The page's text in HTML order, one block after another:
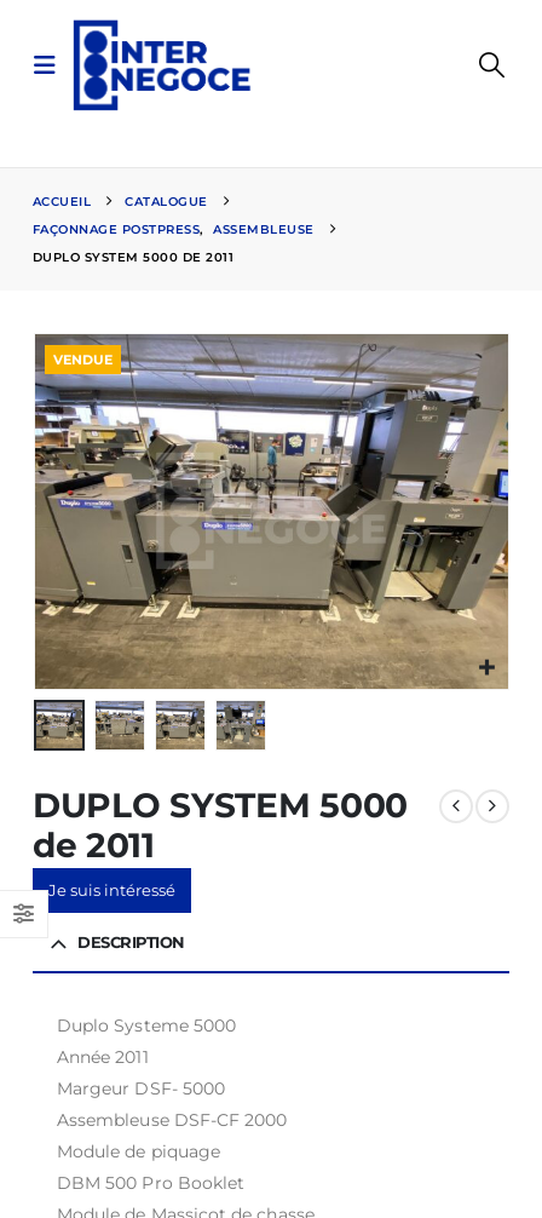
ACCUEIL
CATALOGUE
FAÇONNAGE POSTPRESS,
ASSEMBLEUSE
DUPLO SYSTEM 5000 DE 2011
VENDUE
DUPLO SYSTEM 5000
de 2011
Je suis intéressé
DESCRIPTION
Duplo Systeme 5000
Année 2011
Margeur DSF- 5000
Assembleuse DSF-CF 2000
Module de piquage
DBM 500 Pro Booklet